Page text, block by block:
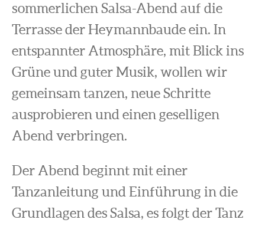
sommerlichen Salsa-Abend auf die
Terrasse der Heymannbaude ein. In
entspannter Atmosphäre, mit Blick ins
Grüne und guter Musik, wollen wir
gemeinsam tanzen, neue Schritte
ausprobieren und einen geselligen
Abend verbringen.
Der Abend beginnt mit einer
Tanzanleitung und Einführung in die
Grundlagen des Salsa, es folgt der Tanz